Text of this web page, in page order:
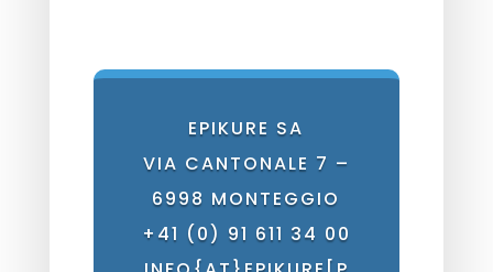
EPIKURE SA
VIA CANTONALE 7 –
6998 MONTEGGIO
+41 (0) 91 611 34 00